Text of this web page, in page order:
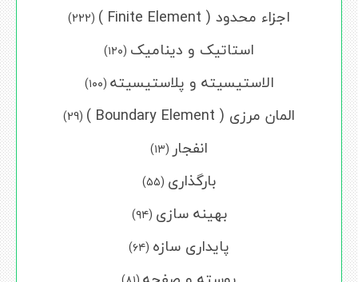
اجزاء محدود ( Finite Element ) (222)
استاتیک و دینامیک (۱۲۰)
الاستیسیته و پلاستیسیته (۱۰۰)
المان مرزی ( Boundary Element ) (29)
انفجار (۱۳)
بارگذاری (۵۵)
بهینه سازی (۹۴)
پایداری سازه (۶۴)